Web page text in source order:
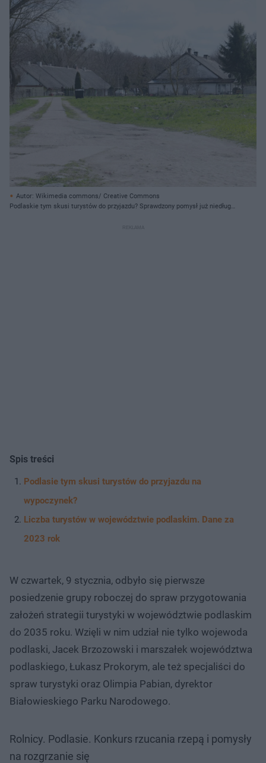
Autor: Wikimedia commons/ Creative Commons
Podlaskie tym skusi turystów do przyjazdu? Sprawdzony pomysł już niedługo
Spis treści
Podlasie tym skusi turystów do przyjazdu na
wypoczynek?
Liczba turystów w województwie podlaskim. Dane za
2023 rok
W czwartek, 9 stycznia, odbyło się pierwsze
posiedzenie grupy roboczej do spraw przygotowania
założeń strategii turystyki w województwie podlaskim
do 2035 roku. Wzięli w nim udział nie tylko wojewoda
podlaski, Jacek Brzozowski i marszałek województwa
podlaskiego, Łukasz Prokorym, ale też specjaliści do
spraw turystyki oraz Olimpia Pabian, dyrektor
Białowieskiego Parku Narodowego.
Rolnicy. Podlasie. Konkurs rzucania rzepą i pomysły
na rozgrzanie się